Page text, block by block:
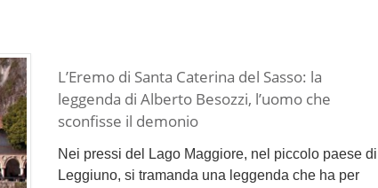
L’Eremo di Santa Caterina del Sasso: la
leggenda di Alberto Besozzi, l’uomo che
sconfisse il demonio
Nei pressi del Lago Maggiore, nel piccolo paese di
Leggiuno, si tramanda una leggenda che ha per